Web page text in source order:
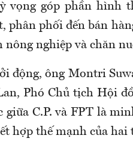
vọng góp phần hình
phân phối đến bán
nông nghiệp và chăn
động, ông Montri
Phó Chủ tịch Hội
giữa C.P. và FPT là
hợp thế mạnh của hai